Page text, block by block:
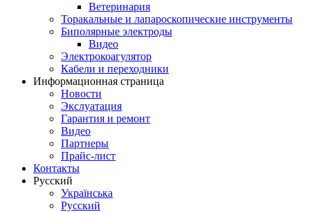
Ветеринария
Торакальные и лапароскопические инструменты
Биполярные электроды
Видео
Электрокоагулятор
Кабели и переходники
Информационная страница
Новости
Экслуатация
Гарантия и ремонт
Видео
Партнеры
Прайс-лист
Контакты
Русский
Українська
Русский